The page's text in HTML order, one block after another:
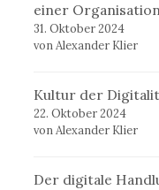
einer
31. Oktober 2024
von Alexander Klier
Kultur der
22. Oktober 2024
von Alexander Klier
Der digitale